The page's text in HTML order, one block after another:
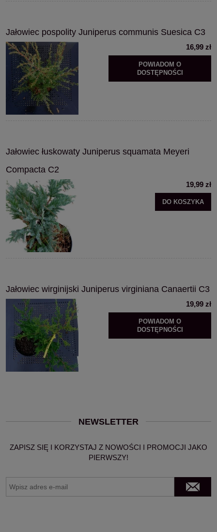
Jałowiec pospolity Juniperus communis Suesica C3
16,99 zł
POWIADOM O
DOSTĘPNOŚCI
Jałowiec łuskowaty Juniperus squamata Meyeri
Compacta C2
19,99 zł
DO KOSZYKA
Jałowiec wirginijski Juniperus virginiana Canaertii C3
19,99 zł
POWIADOM O
DOSTĘPNOŚCI
NEWSLETTER
ZAPISZ SIĘ I KORZYSTAJ Z NOWOŚCI I PROMOCJI JAKO
PIERWSZY!